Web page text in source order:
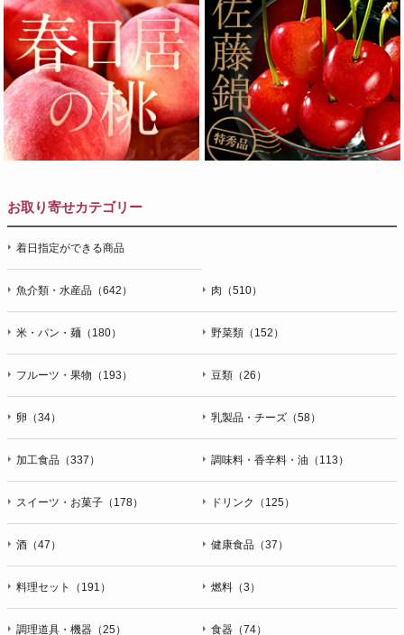
お取り寄せカテゴリー
着日指定ができる商品
魚介類・水産品（642） 肉（510）
米・パン・麺（180） 野菜類（152）
フルーツ・果物（193） 豆類（26）
卵（34） 乳製品・チーズ（58）
加工食品（337） 調味料・香辛料・油（113）
スイーツ・お菓子（178） ドリンク（125）
酒（47） 健康食品（37）
料理セット（191） 燃料（3）
調理道具・機器（25） 食器（74）